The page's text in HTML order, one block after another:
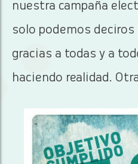
nuestra campaña
solo podemos deciros
gracias a todas y a
haciendo realidad.